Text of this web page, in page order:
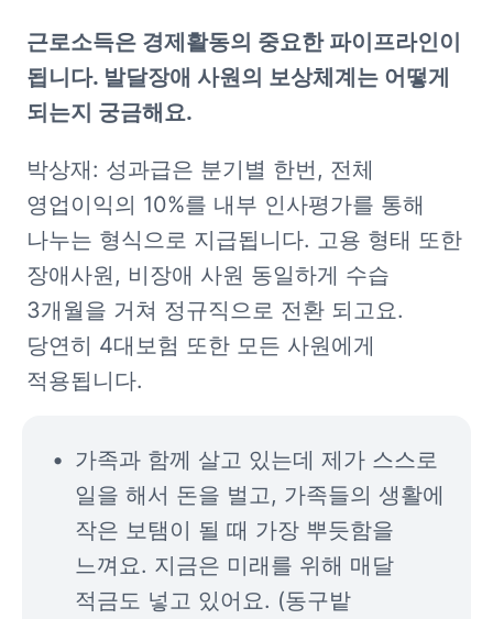
근로소득은 경제활동의 중요한 파이프라인이
됩니다. 발달장애 사원의 보상체계는 어떻게
되는지 궁금해요.
박상재: 성과급은 분기별 한번, 전체
영업이익의 10%를 내부 인사평가를 통해
나누는 형식으로 지급됩니다. 고용 형태 또한
장애사원, 비장애 사원 동일하게 수습
3개월을 거쳐 정규직으로 전환 되고요.
당연히 4대보험 또한 모든 사원에게
적용됩니다.
가족과 함께 살고 있는데 제가 스스로
일을 해서 돈을 벌고, 가족들의 생활에
작은 보탬이 될 때 가장 뿌듯함을
느껴요. 지금은 미래를 위해 매달
적금도 넣고 있어요. (동구밭